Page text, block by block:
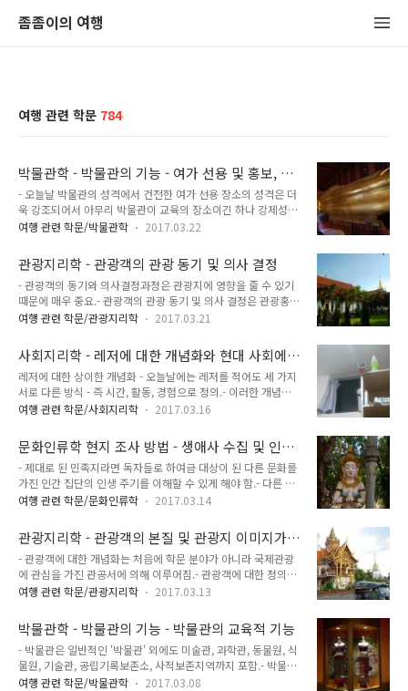
좀좀이의 여행
여행 관련 학문 784
박물관학 - 박물관의 기능 - 여가 선용 및 홍보, 전
통 문화 선양 기능
- 오늘날 박물관의 성격에서 건전한 여가 선용 장소의 성격은 더
욱 강조되어서 아무리 박물관이 교육의 장소이긴 하나 강제성을
띠어서는 안 되며 재미있게 보낼 수 있는 시설과 운영이 요구되
의무를 지니게 되었으나, 그에 앞서 박물관이란 우선 재미있고
즐거운 곳이며, 결코 지루하지 않은 장소로서의 성격을 요구받
음.- 근래 박물관은 이를 위해 각종 음악회나 연극, 갖가지 연예
프로그램을 주관. 관광과 박물관 - 관광의 목적이 때로는 박물관
순례가 되기도 하고, 때로는 유적을 포함한 관광지, 고적지의 순
데 이러한 목적이 중복되는 경향이 강하며, 특히 관광 업체와의
긴밀한 계획으로 많은 사람..
여행 관련 학문/박물관학 2017.03.22
관광지리학 - 관광객의 관광 동기 및 의사 결정
- 관광객의 동기와 의사결정과정은 관광지에 영향을 줄 수 있기
때문에 매우 중요.- 관광객의 관광 동기 및 의사 결정은 관광홍보
와 관광지 계획과 관련해 경제적인 고려 대상이 됨.- 관광사업체
쟁적이며, 시장이 심하게 분화되었다는 특징을 띰.- 통제나 관광
객의 의사결정에 강하게 영향을 주는 요소는 관광객의 주의를 환
경적으로 민감한 지역에서 다른 곳으로 돌리는 것처럼 관광계획
에 매우 중요. - 무엇이 관광객의 의사결정에 영향을 주는지 파악
하려고 할 때, 관광객의 동기 측정에 극단적인 문제가 있다는 점
함. - 피어스 : 관광 동기를 혼합된 개념이라 설명. 관광객 동기와
관련한 새로운 특징 중 ..
여행 관련 학문/관광지리학 2017.03.21
사회지리학 - 레저에 대한 개념화와 현대 사회에
서 레저의 역할
레저에 대한 상이한 개념화 - 오늘날에는 레저를 적어도 세 가지
서로 다른 방식 - 즉 시간, 활동, 경험으로 정의.- 이러한 개념화
는 각각 그 자체로 한계를 지니고 있으며, 레저는 정의된 것보다
로 간단히 정의하는 방법은 레저를 노동과 가사 의무, 생존과 같
은 여타 책무에서 자유로운 특정한 시간으로 보는 것.- 이 접근
방법은 보통 레저를 노동 - 곧 가장 보편적으로는 임노동과의 관
계 속에서 개념화하는 것임.- 노동과 레저의 시간적, 공간적 분리
는 산업혁명에서 비롯된 상대적으로 근대적이며 서구적인 개념
코 보편적인 것은 아님.- 특히 공식적인 임노동에 참여하지 않는
점차 많은 수의..
여행 관련 학문/사회지리학 2017.03.16
문화인류학 현지 조사 방법 - 생애사 수집 및 인터
뷰
- 제대로 된 민족지라면 독자들로 하여금 대상이 된 다른 문화를
가진 인간 집단의 인생 주기를 이해할 수 있게 해야 함.- 다른 문
화를 가진 사회에서 태어난다는 것과 인생의 각 단계를 산다는
주어야 함. - 인류학자가 특정 지역에 체류하는 동안 결혼식, 성
년식, 또는 장례식이 전혀 일어나지 않을 수도 있음. 이 경우는
이러한 사건들에 관한 정보를 단지 구전을 통해 수집할 수 밖에
없음. - 만델바움 David Mandelbaum 은 인류학자들이 '인간
의 발전에 관한 관찰'을 하면서 '생애 주기 연구'와 '생애사 연구'
life passage 또는 '생애 주기' life cycl..
여행 관련 학문/문화인류학 2017.03.14
관광지리학 - 관광객의 본질 및 관광지 이미지가
관광객에 주는 영향
- 관광객에 대한 개념화는 처음에 학문 분야가 아니라 국제관광
에 관심을 가진 관공서에 의해 이루어짐.- 관광객에 대한 정의는
국제관광에 대한 연구를 할 때 중요.- 관광객에 대한 정의의 목적
된 공식적 정의는 국내 관광객을 간과하고 있어서 많은 국가에서
는 국내에서 사용하기 위해 자체적으로 정의를 내리고 있음. - 관
광객 유형 분류는 대부분 관광객의 특성과 소비자로서의 관광객
수요 특성을 기초로 이루어진 것이 특징. - 관광객 유형 분류는
상호주의적 모형, 인지-규범적 모형으로 나누어볼 수 있음. - 상
여행 관련 학문/관광지리학 2017.03.13
박물관학 - 박물관의 기능 - 박물관의 교육적 기능
- 박물관은 일반적인 '박물관' 외에도 미술관, 과학관, 동물원, 식
물원, 기술관, 공립기록보존소, 사적보존지역까지 포함.- 박물관
은 근래에 와서는 보다 직접적인 교육 활동에 더욱 역점을 두고
여행 관련 학문/박물관학 2017.03.08